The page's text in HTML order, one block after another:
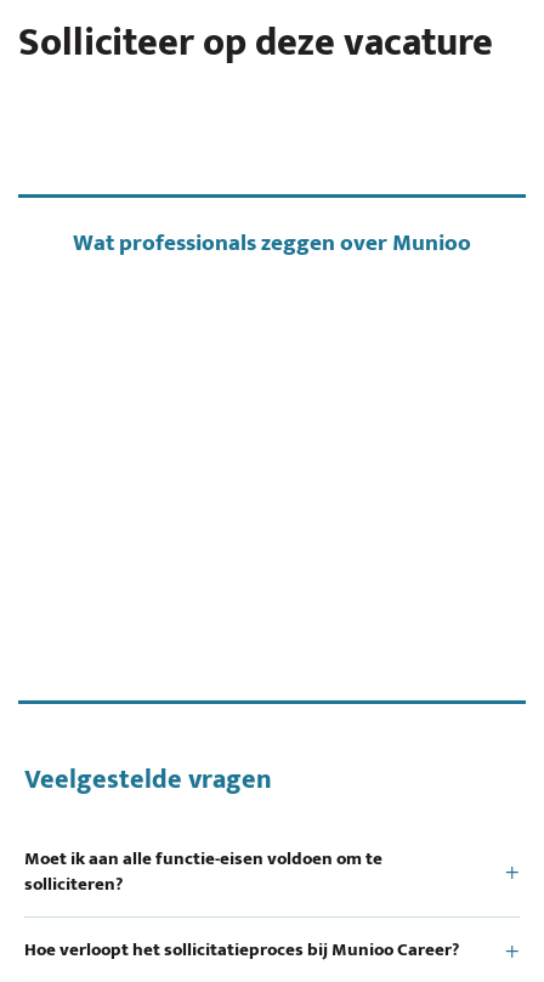
Solliciteer op deze vacature
Wat professionals zeggen over Munioo
Veelgestelde vragen
Moet ik aan alle functie-eisen voldoen om te
solliciteren?
Hoe verloopt het sollicitatieproces bij Munioo Career?